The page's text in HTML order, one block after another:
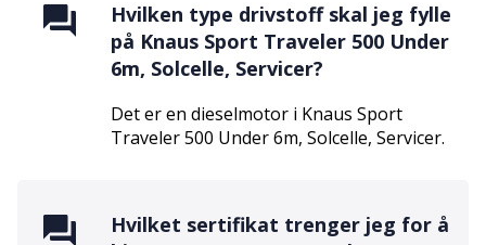
Hvilken type drivstoff skal jeg fylle
på Knaus Sport Traveler 500 Under
6m, Solcelle, Servicer?
Det er en dieselmotor i Knaus Sport
Traveler 500 Under 6m, Solcelle, Servicer.
Hvilket sertifikat trenger jeg for å